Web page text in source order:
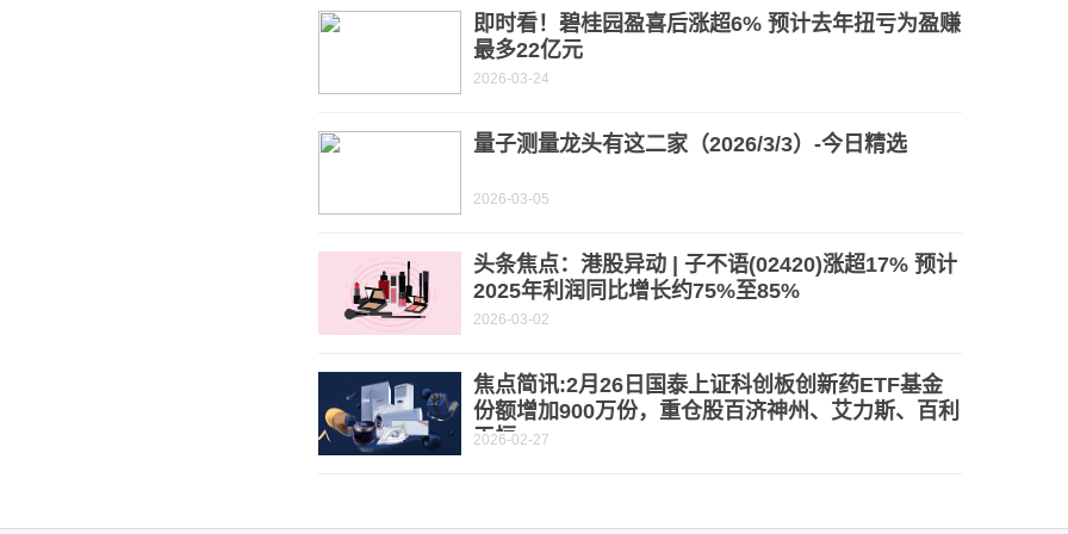
即时看！碧桂园盈喜后涨超6% 预计去年扭亏为盈赚
最多22亿元
2026-03-24
量子测量龙头有这二家（2026/3/3）-今日精选
2026-03-05
头条焦点：港股异动 | 子不语(02420)涨超17% 预计
2025年利润同比增长约75%至85%
2026-03-02
焦点简讯:2月26日国泰上证科创板创新药ETF基金
份额增加900万份，重仓股百济神州、艾力斯、百利
天恒
2026-02-27